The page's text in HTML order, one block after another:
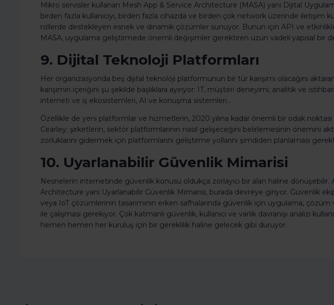
Mikro servisler kullanan Mesh App & Service Architecture (MASA) yani Dijital
birden fazla kullanıcıyı, birden fazla cihazda ve birden çok network üzerinde iletişim
rollerde destekleyen esnek ve dinamik çözümler sunuyor. Bunun için API ve
MASA, uygulama geliştirmede önemli değişimler gerektiren uzun vadeli yapısal bir
9. Dijital Teknoloji Platformları
Her organizasyonda beş dijital teknoloji platformunun bir tür karışımı olacağını
karışımın içeriğini şu şekilde başlıklara ayırıyor: IT, müşteri deneyimi, analitik ve
interneti ve iş ekosistemleri, AI ve konuşma sistemleri…
Özellikle de yeni platformlar ve hizmetlerin, 2020 yılına kadar önemli bir odak noktası
Cearley; şirketlerin, sektör platformlarının nasıl gelişeceğini belirlemesinin önemini
zorluklarını gidermek için platformlarını geliştirme yollarını şimdiden planlaması
10. Uyarlanabilir Güvenlik Mimarisi
Nesnelerin internetinde güvenlik konusu oldukça zorlayıcı bir alan haline dönüşebilir.
Architecture yani Uyarlanabilir Güvenlik Mimarisi, burada devreye giriyor. Güvenlik
veya IoT çözümlerinin tasarımının erken safhalarında güvenlik için uygulama,
ile çalışması gerekiyor. Çok katmanlı güvenlik, kullanıcı ve varlık davranışı analizi
hemen hemen her kuruluş için bir gereklilik haline gelecek gibi duruyor.